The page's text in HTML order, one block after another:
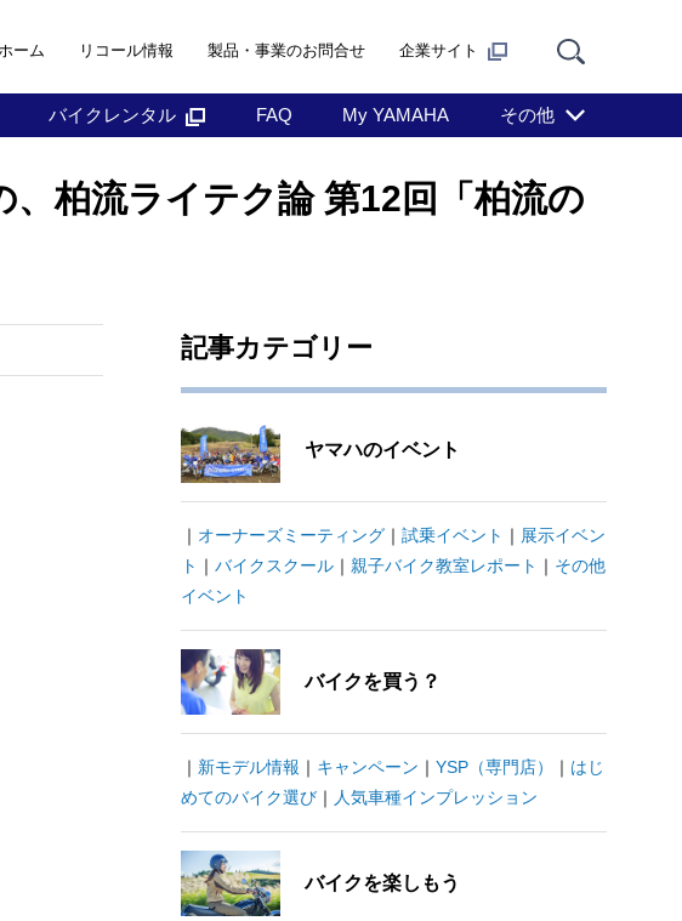
ーム リコール情報 製品・事業のお問合せ 企業サイト
バイクレンタル FAQ My YAMAHA その他
柏流ライテク論 第12回「柏流の
記事カテゴリー
ヤマハのイベント
｜ オーナーズミーティング｜ 試乗イベント ｜ 展示イベン
ト ｜ バイクスクール｜ 親子バイク教室レポート ｜ その他
イベント
バイクを買う？
｜ 新モデル情報 ｜ キャンペーン ｜ YSP（専門店） ｜ はじ
めてのバイク選び｜ 人気車種インプレッション
バイクを楽しもう